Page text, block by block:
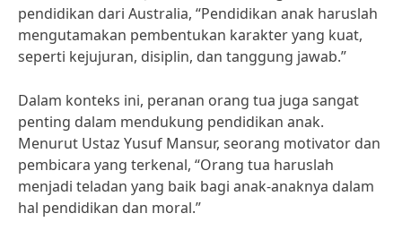
pendidikan dari Australia, “Pendidikan anak haruslah
mengutamakan pembentukan karakter yang kuat,
seperti kejujuran, disiplin, dan tanggung jawab.”
Dalam konteks ini, peranan orang tua juga sangat
penting dalam mendukung pendidikan anak.
Menurut Ustaz Yusuf Mansur, seorang motivator dan
pembicara yang terkenal, “Orang tua haruslah
menjadi teladan yang baik bagi anak-anaknya dalam
hal pendidikan dan moral.”